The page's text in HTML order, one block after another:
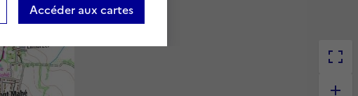
Accéder aux cartes